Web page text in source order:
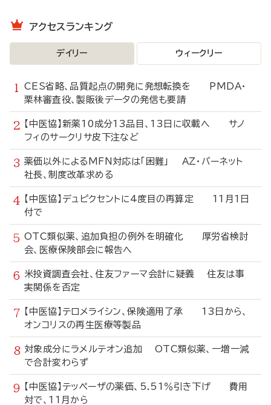
アクセスランキング
デイリー ウィークリー
CES省略、品質起点の開発に発想転換を PMDA・
栗林審査役、製販後データの発信も要請
【中医協】新薬10成分13品目、13日に収載へ サノ
フィのサークリサ皮下注など
薬価以外によるMFN対応は「困難」 AZ・バーネット
社長、制度改革求める
【中医協】デュピクセントに4度目の再算定 11月1日
付で
OTC類似薬、追加負担の例外を明確化 厚労省検討
会、医療保険部会に報告へ
米投資調査会社、住友ファーマ会計に疑義 住友は事
実関係を否定
【中医協】テロメライシン、保険適用了承 13日から、
オンコリスの再生医療等製品
対象成分にラメルテオン追加 OTC類似薬、一増一減
で合計変わらず
【中医協】テッペーザの薬価、5.51％引き下げ 費用
対で、11月から